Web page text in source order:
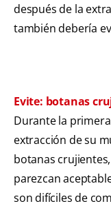
después de la
también debería
Evite: botanas
Durante la
extracción de su
botanas
parezcan
son difíciles de